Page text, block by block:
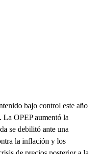
bajo control este año
La OPEP aumentó la
se debilitó ante una
la inflación y los